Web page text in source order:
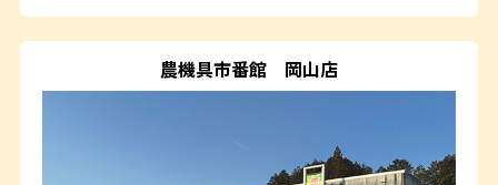
農機具市番館 岡山店